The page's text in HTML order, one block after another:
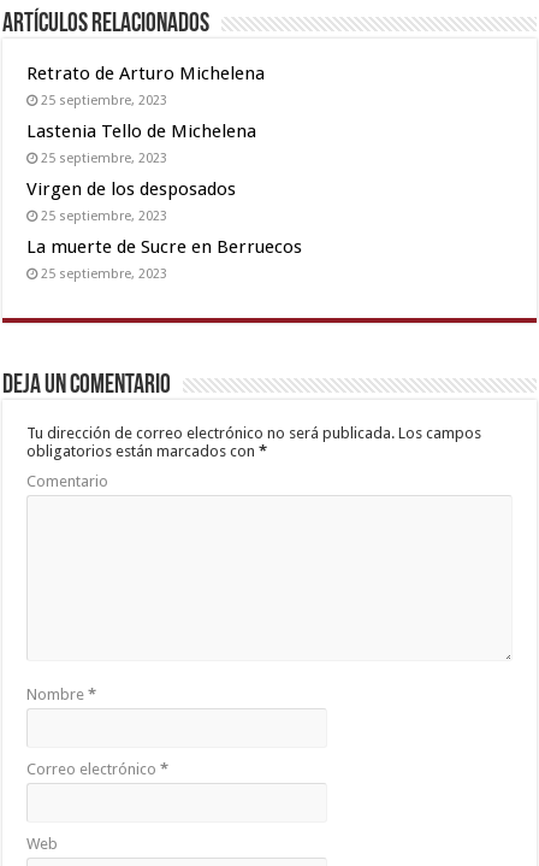
scandal
sex
bokep
video
Artículos relacionados
Retrato de Arturo Michelena
25 septiembre, 2023
Lastenia Tello de Michelena
25 septiembre, 2023
Virgen de los desposados
25 septiembre, 2023
La muerte de Sucre en Berruecos
25 septiembre, 2023
Deja un comentario
Tu dirección de correo electrónico no será publicada. Los campos
obligatorios están marcados con*
Comentario
Nombre*
Correo electrónico*
Web